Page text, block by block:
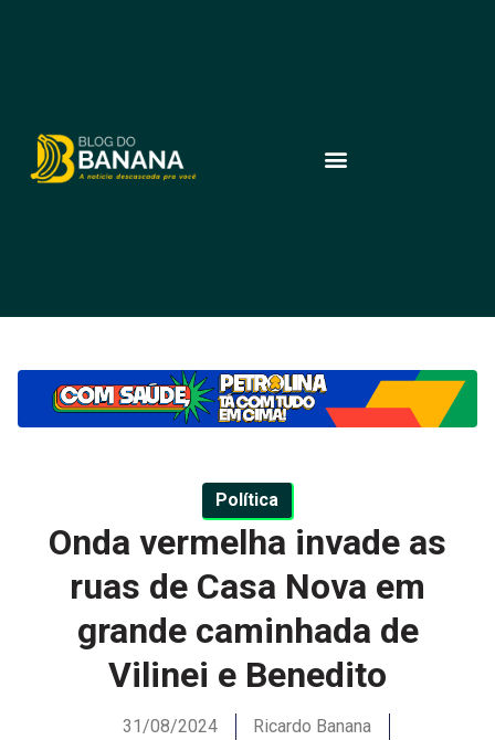
Política
Onda vermelha invade as
ruas de Casa Nova em
grande caminhada de
Vilinei e Benedito
31/08/2024
Ricardo Banana